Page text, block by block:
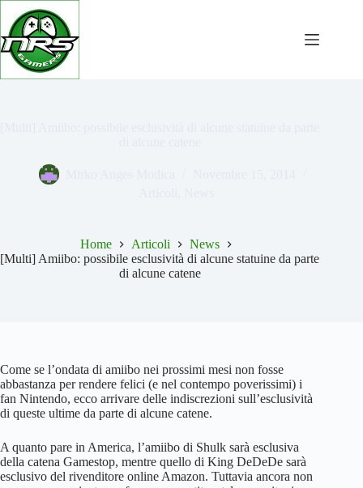
Salta
contenuto
Home Articoli
News
[Multi] Amiibo: possibile esclusività di alcune statuine da parte
di alcune catene
Come se l’ondata di amiibo nei prossimi mesi non fosse
abbastanza per rendere felici (e nel contempo poverissimi) i
fan Nintendo, ecco arrivare delle indiscrezioni sull’esclusività
di queste ultime da parte di alcune catene.
A quanto pare in America, l’amiibo di Shulk sarà esclusiva
della catena Gamestop, mentre quello di King DeDeDe sarà
esclusivo del rivenditore online Amazon. Tuttavia ancora non